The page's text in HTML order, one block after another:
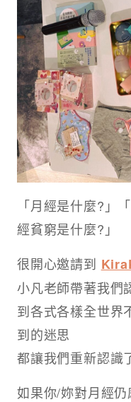
「月經是什麼?」
經貧窮是什麼?」
很開心邀請到
小凡老師帶著我們
到各式各樣全世界
到的迷思
都讓我們重新認識
如果你/妳對月經